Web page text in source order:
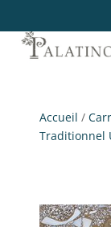
Accueil /
Traditionnel